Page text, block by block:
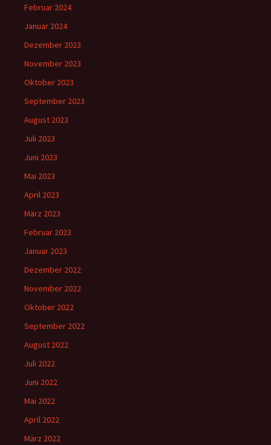
Februar 2024
Januar 2024
Dezember 2023
November 2023
Oktober 2023
September 2023
August 2023
Juli 2023
Juni 2023
Mai 2023
April 2023
März 2023
Februar 2023
Januar 2023
Dezember 2022
November 2022
Oktober 2022
September 2022
August 2022
Juli 2022
Juni 2022
Mai 2022
April 2022
März 2022